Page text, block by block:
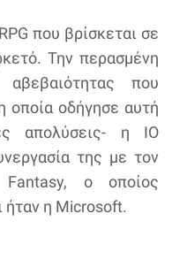
που βρίσκεται σε
Την περασμένη
που
οποία οδήγησε αυτή
απολύσεις- η IO
της με τον
ο οποίος
ήταν η Microsoft.